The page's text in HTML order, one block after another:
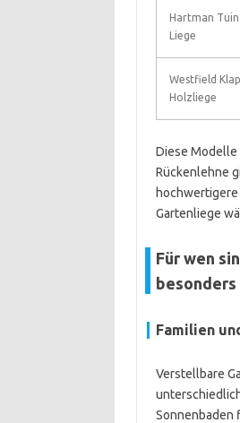
Hartman
Liege
Westfield
Holzliege
Diese Modelle
Rückenlehne
Gartenliege
Für wen
Familien
Verstellbare
Sonnenbaden